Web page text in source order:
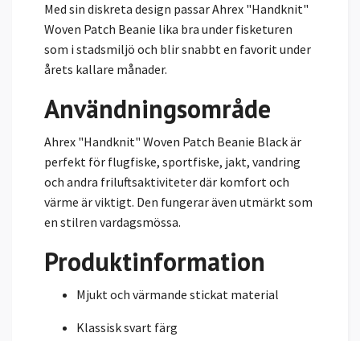
Med sin diskreta design passar Ahrex "Handknit"
Woven Patch Beanie lika bra under fisketuren
som i stadsmiljö och blir snabbt en favorit under
årets kallare månader.
Användningsområde
Ahrex "Handknit" Woven Patch Beanie Black är
perfekt för flugfiske, sportfiske, jakt, vandring
och andra friluftsaktiviteter där komfort och
värme är viktigt. Den fungerar även utmärkt som
en stilren vardagsmössa.
Produktinformation
Mjukt och värmande stickat material
Klassisk svart färg